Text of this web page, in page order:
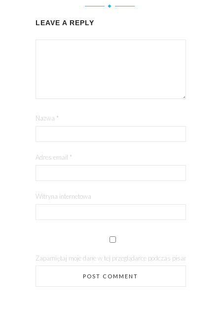
LEAVE A REPLY
Nazwa *
Adres email *
Witryna internetowa
Zapamiętaj moje dane w tej przeglądarce podczas pisania kolejnych